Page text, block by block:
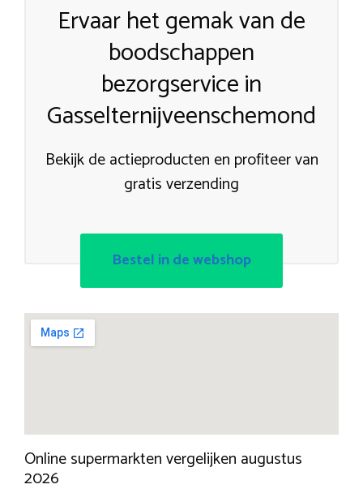
Ervaar het gemak van de
boodschappen
bezorgservice in
Gasselternijveenschemond
Bekijk de actieproducten en profiteer van
gratis verzending
Bestel in de webshop
Online supermarkten vergelijken augustus
2026